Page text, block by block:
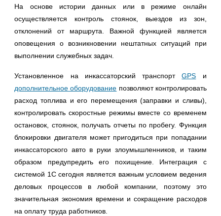
На основе истории данных или в режиме онлайн
осуществляется контроль стоянок, выездов из зон,
отклонений от маршрута. Важной функцией является
оповещения о возникновении нештатных ситуаций при
выполнении служебных задач.
Установленное на инкассаторский транспортGPS и
дополнительное оборудование позволяют контролировать
расход топлива и его перемещения (заправки и сливы),
контролировать скоростные режимы вместе со временем
остановок, стоянок, получать отчеты по пробегу. Функция
блокировки двигателя может пригодиться при попадании
инкассаторского авто в руки злоумышленников, и таким
образом предупредить его похищение. Интеграция с
системой 1С сегодня является важным условием ведения
деловых процессов в любой компании, поэтому это
значительная экономия времени и сокращение расходов
на оплату труда работников.